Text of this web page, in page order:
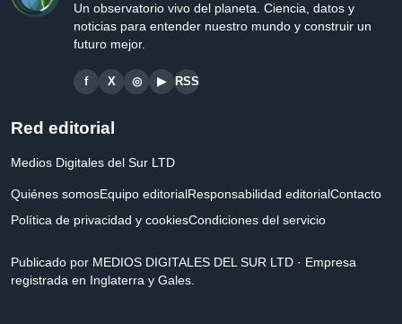
Un observatorio vivo del planeta. Ciencia, datos y
noticias para entender nuestro mundo y construir un
futuro mejor.
f X ◎ ▶ RSS
Red editorial
Medios Digitales del Sur LTD
Quiénes somosEquipo editorialResponsabilidad editorialContacto
Política de privacidad y cookiesCondiciones del servicio
Publicado por MEDIOS DIGITALES DEL SUR LTD · Empresa
registrada en Inglaterra y Gales.